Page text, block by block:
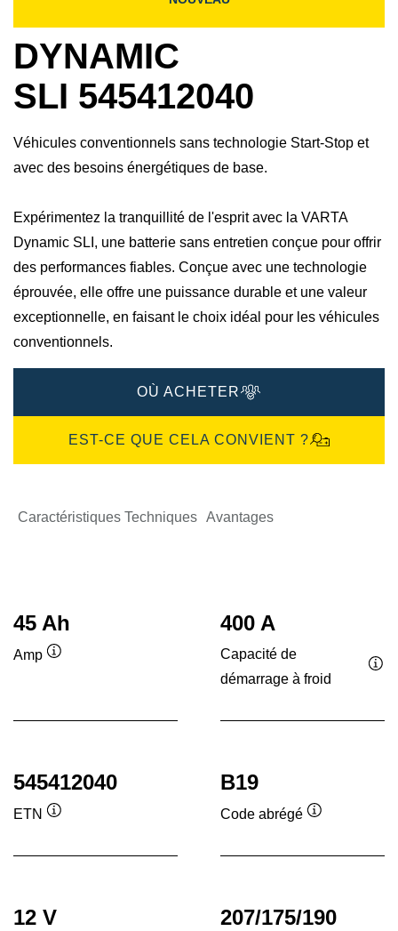
DYNAMIC
SLI 545412040
Véhicules conventionnels sans technologie Start-Stop et
avec des besoins énergétiques de base.
Expérimentez la tranquillité de l'esprit avec la VARTA
Dynamic SLI, une batterie sans entretien conçue pour offrir
des performances fiables. Conçue avec une technologie
éprouvée, elle offre une puissance durable et une valeur
exceptionnelle, en faisant le choix idéal pour les véhicules
conventionnels.
OÙ ACHETER
EST-CE QUE CELA CONVIENT ?
Caractéristiques Techniques Avantages
45 Ah
Amp
400 A
Capacité de
démarrage à froid
545412040
ETN
B19
Code abrégé
12 V 207/175/190